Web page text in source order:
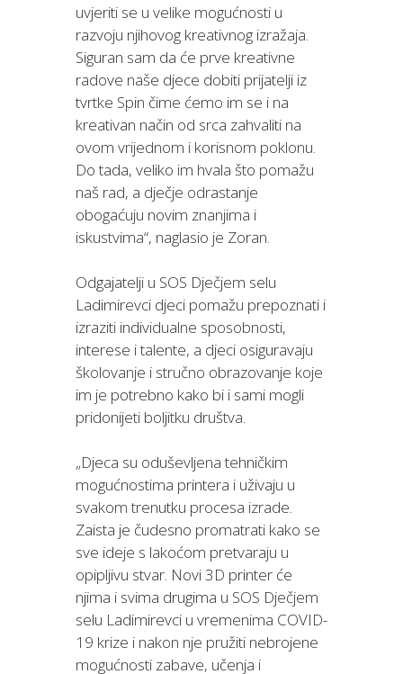
uvjeriti se u velike mogućnosti u
razvoju njihovog kreativnog izražaja.
Siguran sam da će prve kreativne
radove naše djece dobiti prijatelji iz
tvrtke Spin čime ćemo im se i na
kreativan način od srca zahvaliti na
ovom vrijednom i korisnom poklonu.
Do tada, veliko im hvala što pomažu
naš rad, a dječje odrastanje
obogaćuju novim znanjima i
iskustvima“, naglasio je Zoran.
Odgajatelji u SOS Dječjem selu
Ladimirevci djeci pomažu prepoznati i
izraziti individualne sposobnosti,
interese i talente, a djeci osiguravaju
školovanje i stručno obrazovanje koje
im je potrebno kako bi i sami mogli
pridonijeti boljitku društva.
„Djeca su oduševljena tehničkim
mogućnostima printera i uživaju u
svakom trenutku procesa izrade.
Zaista je čudesno promatrati kako se
sve ideje s lakoćom pretvaraju u
opipljivu stvar. Novi 3D printer će
njima i svima drugima u SOS Dječjem
selu Ladimirevci u vremenima COVID-
19 krize i nakon nje pružiti nebrojene
mogućnosti zabave, učenja i